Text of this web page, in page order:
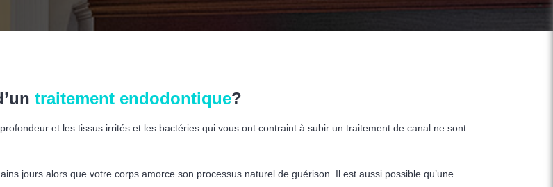
traitement endodontique?
et les tissus irrités et les bactéries qui vous ont contraint à subir un traitement de canal ne sont
jours alors que votre corps amorce son processus naturel de guérison. Il est aussi possible qu’une